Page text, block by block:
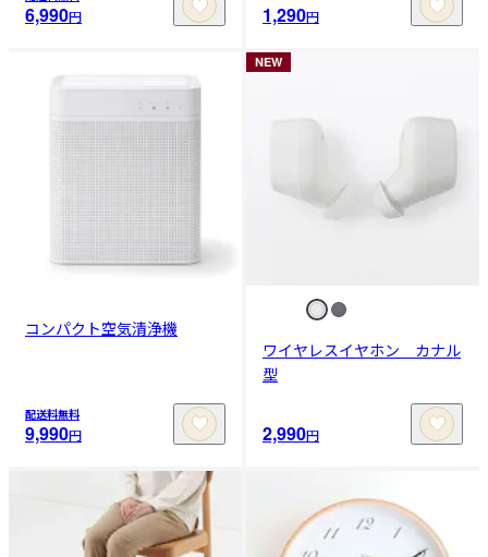
6,990円 1,290円
コンパクト空気清浄機
配送料無料
9,990円
NEW
ワイヤレスイヤホン カナル
型
2,990円